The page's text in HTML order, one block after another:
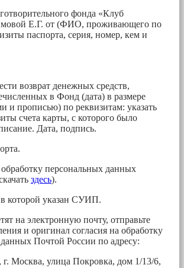
фонда «Клуб
Е.Г. от (ФИО, проживающего по
паспорта, серия, номер, кем и
возврат денежных средств,
в Фонд (дата) в размере
и прописью) по реквизитам: указать
счета карты, с которого было
Дата, подпись.
персональных данных
здесь).
которой указан СУИП.
на электронную почту, отправьте
и оригинал согласия на обработку
Почтой России по адресу:
Москва, улица Покровка, дом 1/13/6,